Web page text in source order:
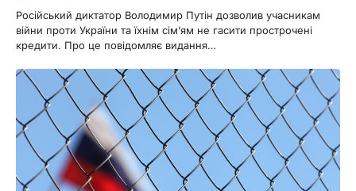
Російський диктатор Володимир Путін дозволив учасникам
війни проти України та їхнім сім’ям не гасити прострочені
кредити. Про це повідомляє видання…